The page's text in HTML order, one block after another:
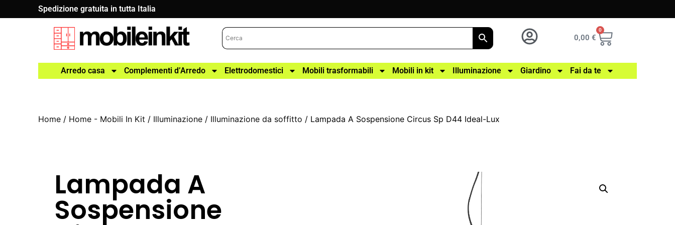
Spedizione gratuita in tutta Italia
0,00 €
0
Arredo casa Complementi d’Arredo Elettrodomestici Mobili trasformabili Mobili in kit Illuminazione Giardino Fai da te
Home / Home - Mobili In Kit / Illuminazione / Illuminazione da soffitto / Lampada A Sospensione Circus Sp D44 Ideal-Lux
Lampada A
Sospensione